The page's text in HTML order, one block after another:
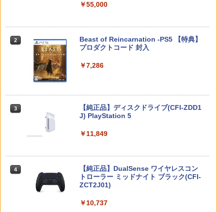
￥1,000
2
楽天1位 switch2 保護フィルム【他全機
種】【2枚目半額&ケーブルもらえる】ス
Switch2 ガラスフィルム スイッチ Switc
￥1,000
ガラスフィルム付属タイプあり Nintend
o Switch2/Switch 有機EL/通常モデル対
応 保護ケース 分離式設計 着脱簡単 耐衝
撃 (ボタンカバー*2付)
￥1,580
ソニー・インタラクティブエンタテイン
エッジ スティックモジュール]
3
テイクツー・インタラクティブ・ジャパ
[ELJM-30885 PS5 NBA 2K26 レンカ]
￥5,770
劇場版モノノ怪 唐傘【Blu-ray】 [ 中村
￥8,141
￥8,761
2 スプラトゥーン レイダース -Switch2
3 Nintendo Switch 2(日本語・国内専用)
4
ニンテンドープリペイド番号 9000円|オ
ンラインコード版
￥55,000
2
Beast of Reincarnation -PS5 【特典】
プロダクトコード 封入
￥7,286
3
【純正品】ディスクドライブ(CFI-ZDD1
J) PlayStation 5
￥11,849
4
【純正品】DualSense ワイヤレスコン
トローラー ミッドナイト ブラック(CFI-
ZCT2J01)
￥10,737